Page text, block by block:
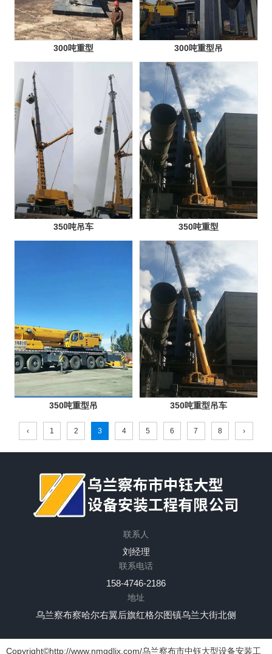
300吨重型 300吨重型吊
350吨吊车 350吨重型
350吨重型吊 350吨重型吊车
‹ 1 2 3 4 5 6 7 8 ›
产品中心 新闻中心
联系人
刘经理
联系电话
158-4746-2186
地址
乌兰察布察哈尔右翼后旗红格尔图镇乌兰大街北侧
Copyright©http://www.nmgdljx.com/乌兰察布市中钰大型设备安装工